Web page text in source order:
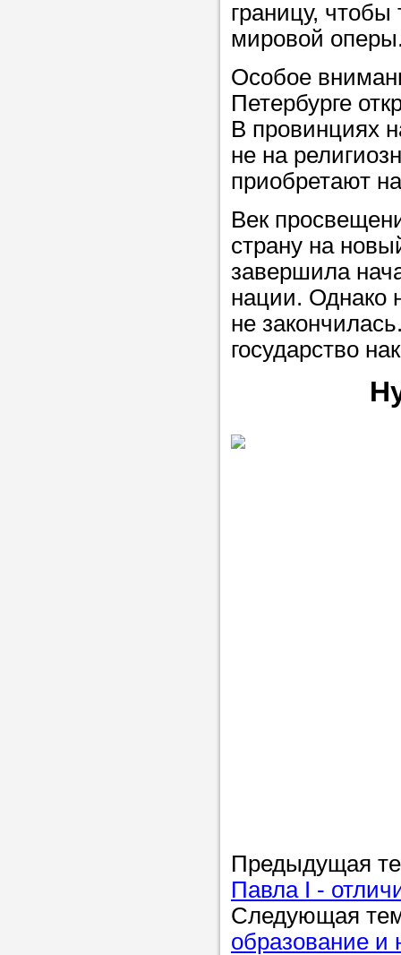
границу,
мировой
Особое
Петербурге
В провинциях
не на
приобретают
Век
страну на
завершила
нации. Однако
не
государство
Предыдущая
Павла I -
Следующая
образование и